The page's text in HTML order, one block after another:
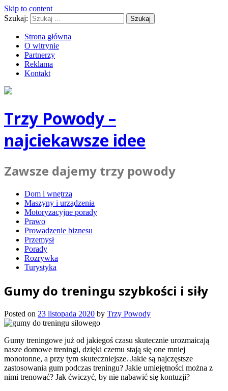
Skip to content
Szukaj:
Strona główna
O witrynie
Partnerzy
Reklama
Kontakt
Trzy Powody –
najciekawsze idee
Zawsze dajemy trzy powody
Dom i wnętrza
Maszyny i urządzenia
Motoryzacyjne porady
Prawo
Prowadzenie biznesu
Przemysł
Porady
Rozrywka
Turystyka
Gumy do treningu szybkości i siły
Posted on 23 listopada 2020 by Trzy Powody
Gumy treningowe już od jakiegoś czasu skutecznie urozmaicają
nasze domowe treningi, dzięki czemu stają się one mniej
monotonne, a przy tym skuteczniejsze. Jakie są najczęstsze
zastosowania gum podczas treningu? Jakie umiejętności można z
nimi trenować? Jak ćwiczyć, by nie nabawić się kontuzji?